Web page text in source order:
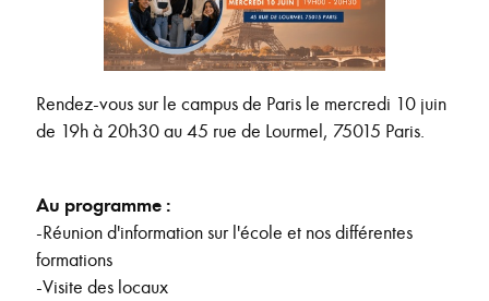
Rendez-vous sur le campus de Paris le mercredi 10 juin
de 19h à 20h30 au 45 rue de Lourmel, 75015 Paris.
Au programme :
-Réunion d'information sur l'école et nos différentes
formations
-Visite des locaux